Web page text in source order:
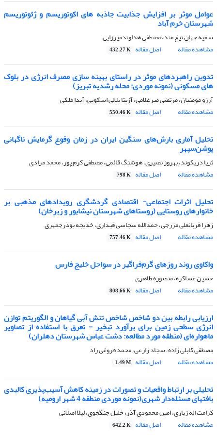
عوامل موثر بر افزایش جذابیت جاذبه های اکوتوریسم و ژئوتوریسم
شهرستان خرم آباد
سمیه جهان تیغ مند، مصطفی هداوندمیرزایی
مشاهده مقاله
اصل مقاله 432.27 K
تدوین راهبردهای موثر در راستای بهینه سازی مصرف انرژی در بلوک
های مسکونی (نمونه موردی: محله رشدیه تبریز)
آرزو مومنیان، مرتضی میرغلامی، آزیتا بلالی اسکویی، آیدا ملکی
مشاهده مقاله
اصل مقاله 550.46 K
تحلیل آماری بارش‌های سنگین ایران در زمان وقوع گرمایش ناگهانی
پوشن‌سپهر
ثریا دریکوند، بهروز نصیری، هوشنگ قائمی، مصطفی کرم پور، محمد مرادی
مشاهده مقاله
اصل مقاله 798 K
تحلیل اثرات اجتماعی- اقتصادی گردشگری رویدادهای مذهبی بر
خانوارهای روستایی (روستاهای شهرستان نیشابور و زبرخان)
زهرا قربانعلی مزرجی، حمدالله سجاسی قیداری، خدیجه بوذرجمهری
مشاهده مقاله
اصل مقاله 757.46 K
واکاوی روند روزهای گرم‌فراگیر در سواحل خلیج فارس
حسین عساکره، منصوره طاهری
مشاهده مقاله
اصل مقاله 808.66 K
ارزیابی رابطه بین دو شاخص شاخص تنش آبی گیاهان و الگوریتم توازن
انرژی سطحی زمین برای برآورد تبخیر - تعرق با استفاده از تصاویر
ماهواره‌ای (منطقه مورد مطالعه: دشت عباس شهرستان دهلران)
مصطفی کابلی زاده، سجاد زارعی، محمد فروغی راد
مشاهده مقاله
اصل مقاله 1.49 M
تحلیلی بر ارتباط واقعیات و تصورات در زمینه کاهش آسیب‌پذیری کالبدی
بافتهای مسئله‌دار شهری(نمونه موردی منطقه 4 شهر ارومیه)
کرامت اله زیاری، امین محمودی آذر، خلیل جنگجوی، لیلا اصلانی
مشاهده مقاله
اصل مقاله 642.2 K